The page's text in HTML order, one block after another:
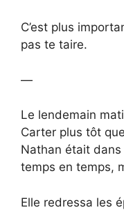
C’est plus
pas te taire.
—
Le lendemain
Carter plus tôt
Nathan était
temps en temps,
Elle redressa les